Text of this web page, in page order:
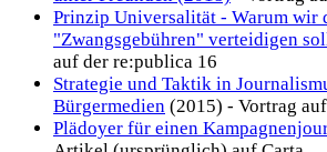
Prinzip Universalität - Warum wir
"Zwangsgebühren" verteidigen
auf der re:publica 16
Strategie und Taktik in
Bürgermedien (2015) - Vortrag
Plädoyer für einen